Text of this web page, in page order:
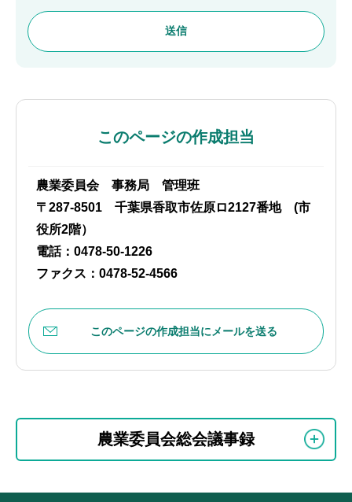
このページの作成担当
農業委員会 事務局 管理班
〒287-8501 千葉県香取市佐原ロ2127番地 (市
役所2階）
電話：0478-50-1226
ファクス：0478-52-4566
このページの作成担当にメールを送る
こ
ビ
農業委員会総会議事録